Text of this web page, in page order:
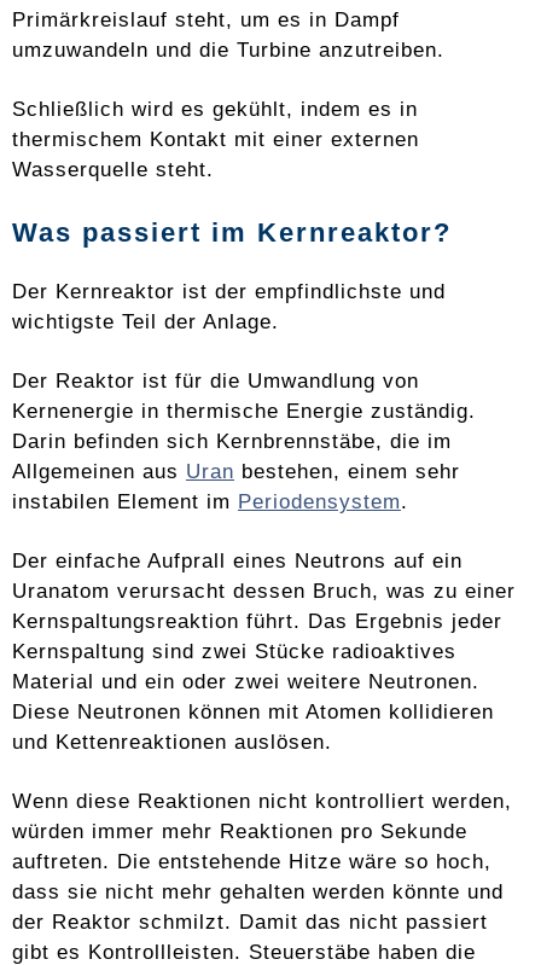
Primärkreislauf steht, um es in Dampf
umzuwandeln und die Turbine anzutreiben.
Schließlich wird es gekühlt, indem es in
thermischem Kontakt mit einer externen
Wasserquelle steht.
Was passiert im Kernreaktor?
Der Kernreaktor ist der empfindlichste und
wichtigste Teil der Anlage.
Der Reaktor ist für die Umwandlung von
Kernenergie in thermische Energie zuständig.
Darin befinden sich Kernbrennstäbe, die im
Allgemeinen aus Uran bestehen, einem sehr
instabilen Element im Periodensystem.
Der einfache Aufprall eines Neutrons auf ein
Uranatom verursacht dessen Bruch, was zu einer
Kernspaltungsreaktion führt. Das Ergebnis jeder
Kernspaltung sind zwei Stücke radioaktives
Material und ein oder zwei weitere Neutronen.
Diese Neutronen können mit Atomen kollidieren
und Kettenreaktionen auslösen.
Wenn diese Reaktionen nicht kontrolliert werden,
würden immer mehr Reaktionen pro Sekunde
auftreten. Die entstehende Hitze wäre so hoch,
dass sie nicht mehr gehalten werden könnte und
der Reaktor schmilzt. Damit das nicht passiert
gibt es Kontrollleisten. Steuerstäbe haben die